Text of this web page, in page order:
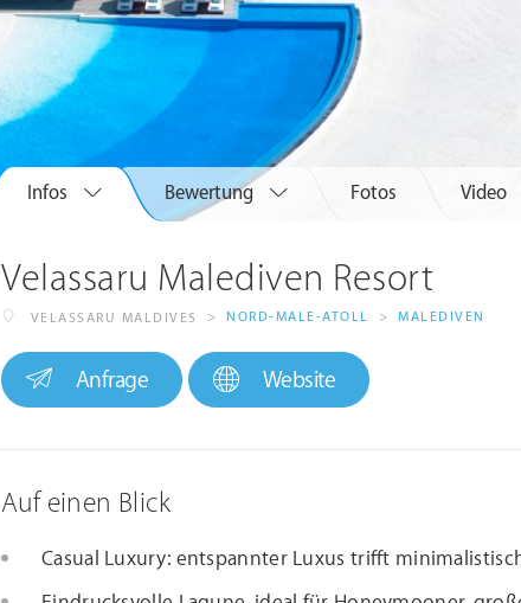
Infos Bewertung Fotos Video
Velassaru Malediven Resort
VELASSARU MALDIVES > NORD-MALE-ATOLL > MALEDIVEN
Anfrage Website
Auf einen Blick
Casual Luxury: entspannter Luxus trifft